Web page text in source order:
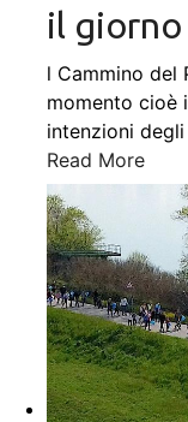
il giorno
l Cammino del
momento cioè
intenzioni
Read More